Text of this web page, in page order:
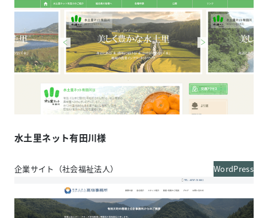
水土里ネット有田川様
企業サイト（社会福祉法人） WordPress